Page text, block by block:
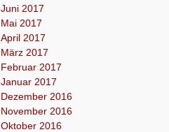
Juni 2017
Mai 2017
April 2017
März 2017
Februar 2017
Januar 2017
Dezember 2016
November 2016
Oktober 2016